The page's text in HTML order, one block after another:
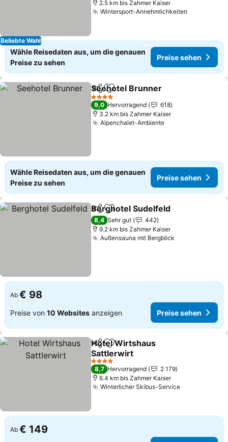
Beliebte Wahl
2.5 km bis Zahmer Kaiser
Wintersport-Annehmlichkeiten
Wähle Reisedaten aus, um die genauen
Preise zu sehen
Preise sehen
TeilenZu Favoriten hinzufügen
Seehotel Brunner
4 Sterne
9,0 Hervorragend
618
3.2 km bis Zahmer Kaiser
Alpenchalet-AmbientePreise sehen
Wähle Reisedaten aus, um die genauen
Preise zu sehen
Preise sehen
TeilenZu Favoriten hinzufügen
Berghotel Sudelfeld
8,4 Sehr gut
442
9.2 km bis Zahmer Kaiser
Außensauna mit Bergblick
Ab € 98
Preise von 10 Websites anzeigen Preise sehen
TeilenZu Favoriten hinzufügen
Hotel Wirtshaus
Sattlerwirt
Preise sehen
4 Sterne
8,7 Hervorragend
2 179
6.4 km bis Zahmer Kaiser
Winterlicher Skibus-ServicePreise sehen
Ab € 149